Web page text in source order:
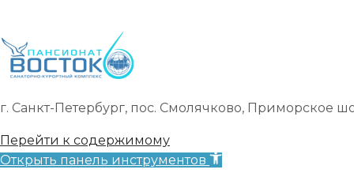
г. Санкт-Петербург, пос. Смолячково, Приморское
Перейти к содержимому
Открыть панель инструментов